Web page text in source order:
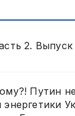
2. Выпуск
Путин не